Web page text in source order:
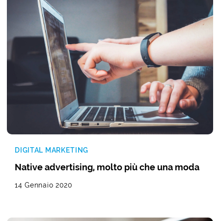
DIGITAL MARKETING
Native advertising, molto più che una moda
14 Gennaio 2020